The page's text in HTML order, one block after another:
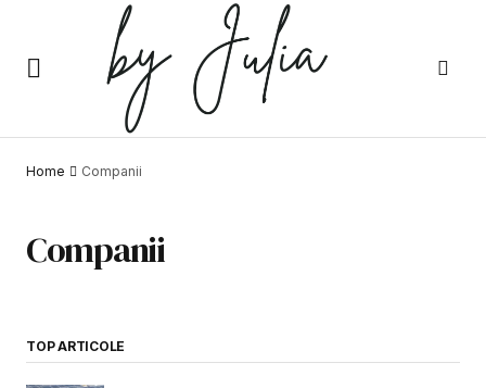
Home Companii
Companii
TOP ARTICOLE